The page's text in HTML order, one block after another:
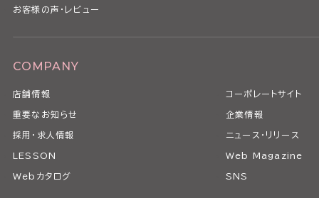
お客様の声・レビュー
COMPANY
店舗情報 コーポレートサイト
重要なお知らせ 企業情報
採用・求人情報 ニュース・リリース
LESSON Web Magazine
Webカタログ SNS